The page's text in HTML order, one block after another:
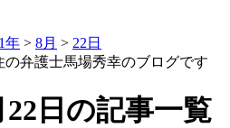
年 > 8月 > 22日
22日の記事一覧